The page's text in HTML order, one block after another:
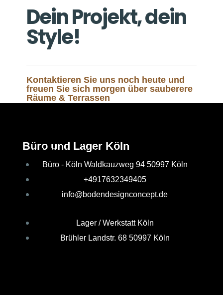
DeinProjekt,dein
Style!
Kontaktieren Sie uns noch heute und
freuen Sie sich morgen über sauberere
Räume & Terrassen
Büro und Lager Köln
Büro - Köln Waldkauzweg 94 50997 Köln
+4917632349405
info@bodendesignconcept.de
Lager / Werkstatt Köln
Brühler Landstr. 68 50997 Köln